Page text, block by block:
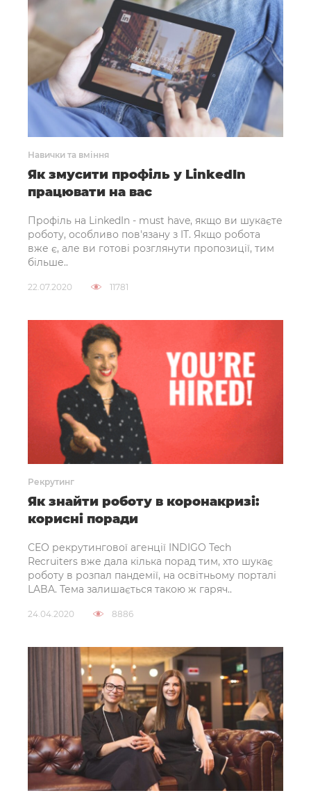
Навички та вміння
Як змусити профіль у LinkedIn
працювати на вас
Профіль на LinkedIn - must have, якщо ви шукаєте
роботу, особливо пов'язану з IT. Якщо робота
вже є, але ви готові розглянути пропозиції, тим
більше..
22.07.2020 11781
Рекрутинг
Як знайти роботу в коронакризі:
корисні поради
СЕО рекрутингової агенції INDIGO Tech
Recruiters вже дала кілька порад тим, хто шукає
роботу в розпал пандемії, на освітньому порталі
LABA. Тема залишається такою ж гаряч..
24.04.2020 8886